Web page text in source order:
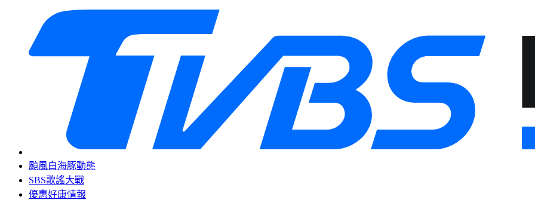
颱風白海豚動態
SBS歌謠大戰
優惠好康情報